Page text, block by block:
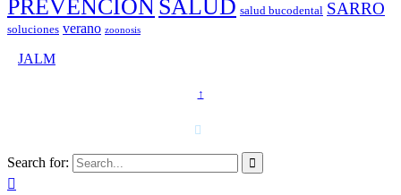
PREVENCIÓN SALUD salud bucodental SARRO
soluciones verano zoonosis
JALM
↑

Search for: 
